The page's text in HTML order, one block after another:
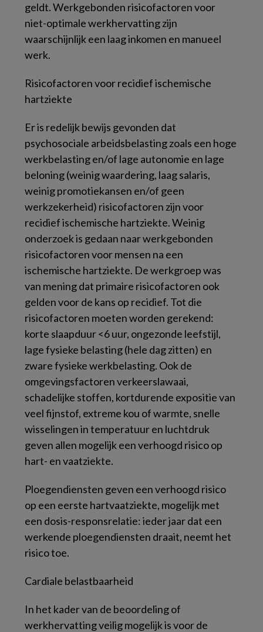
geldt. Werkgebonden risicofactoren voor
niet-optimale werkhervatting zijn
waarschijnlijk een laag inkomen en manueel
werk.
Risicofactoren voor recidief ischemische
hartziekte
Er is redelijk bewijs gevonden dat
psychosociale arbeidsbelasting zoals een hoge
werkbelasting en/of lage autonomie en lage
beloning (weinig waardering, laag salaris,
weinig promotiekansen en/of geen
werkzekerheid) risicofactoren zijn voor
recidief ischemische hartziekte. Weinig
onderzoek is gedaan naar werkgebonden
risicofactoren voor mensen na een
ischemische hartziekte. De werkgroep was
van mening dat primaire risicofactoren ook
gelden voor de kans op recidief. Tot die
risicofactoren moeten worden gerekend:
korte slaapduur <6 uur, ongezonde leefstijl,
lage fysieke belasting (hele dag zitten) en
zware fysieke werkbelasting. Ook de
omgevingsfactoren verkeerslawaai,
schadelijke stoffen, kortdurende expositie van
veel fijnstof, extreme kou of warmte, snelle
wisselingen in temperatuur en luchtdruk
geven allen mogelijk een verhoogd risico op
hart- en vaatziekte.
Ploegendiensten geven een verhoogd risico
op een eerste hartvaatziekte, mogelijk met
een dosis-responsrelatie: ieder jaar dat een
werkende ploegendiensten draait, neemt het
risico toe.
Cardiale belastbaarheid
In het kader van de beoordeling of
werkhervatting veilig mogelijk is voor de